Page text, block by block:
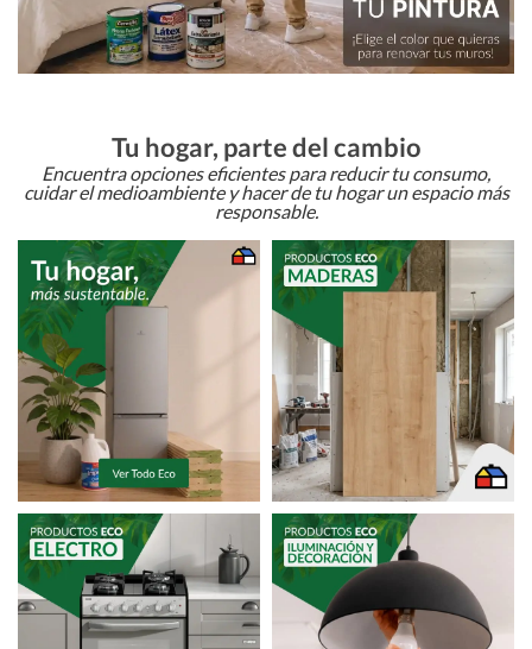
Tu hogar, parte del cambio
Encuentra opciones eficientes para reducir tu consumo,
cuidar el medioambiente y hacer de tu hogar un espacio más
responsable.